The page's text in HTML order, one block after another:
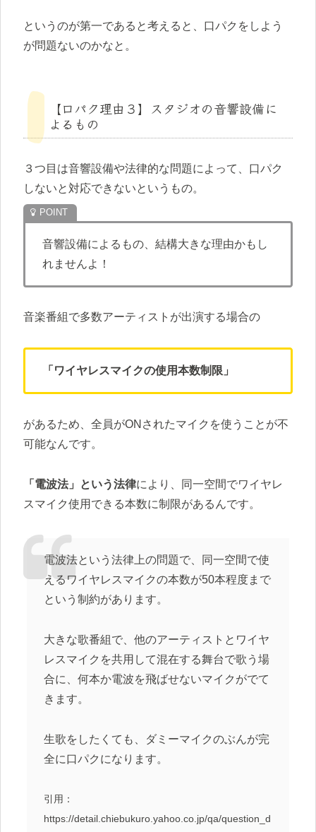
というのが第一であると考えると、口パクをしよう
が問題ないのかなと。
【口パク理由３】スタジオの音響設備に
よるもの
３つ目は音響設備や法律的な問題によって、口パク
しないと対応できないというもの。
音響設備によるもの、結構大きな理由かもし
れませんよ！
音楽番組で多数アーティストが出演する場合の
「ワイヤレスマイクの使用本数制限」
があるため、全員がONされたマイクを使うことが不
可能なんです。
「電波法」という法律により、同一空間でワイヤレ
スマイク使用できる本数に制限があるんです。
電波法という法律上の問題で、同一空間で使
えるワイヤレスマイクの本数が50本程度まで
という制約があります。
大きな歌番組で、他のアーティストとワイヤ
レスマイクを共用して混在する舞台で歌う場
合に、何本か電波を飛ばせないマイクがでて
きます。
生歌をしたくても、ダミーマイクのぶんが完
全に口パクになります。
引用：
https://detail.chiebukuro.yahoo.co.jp/qa/question_d